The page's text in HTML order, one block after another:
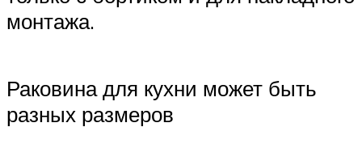
монтажа.
Раковина для кухни может быть
разных размеров